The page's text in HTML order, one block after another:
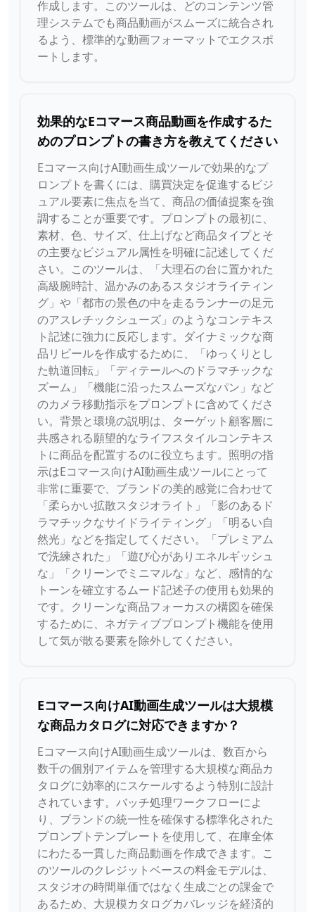
作成します。このツールは、どのコンテンツ管
理システムでも商品動画がスムーズに統合され
るよう、標準的な動画フォーマットでエクスポ
ートします。
効果的なEコマース商品動画を作成するた
めのプロンプトの書き方を教えてください
Eコマース向けAI動画生成ツールで効果的なプ
ロンプトを書くには、購買決定を促進するビジ
ュアル要素に焦点を当て、商品の価値提案を強
調することが重要です。プロンプトの最初に、
素材、色、サイズ、仕上げなど商品タイプとそ
の主要なビジュアル属性を明確に記述してくだ
さい。このツールは、「大理石の台に置かれた
高級腕時計、温かみのあるスタジオライティン
グ」や「都市の景色の中を走るランナーの足元
のアスレチックシューズ」のようなコンテキス
ト記述に強力に反応します。ダイナミックな商
品リビールを作成するために、「ゆっくりとし
た軌道回転」「ディテールへのドラマチックな
ズーム」「機能に沿ったスムーズなパン」など
のカメラ移動指示をプロンプトに含めてくださ
い。背景と環境の説明は、ターゲット顧客層に
共感される願望的なライフスタイルコンテキス
トに商品を配置するのに役立ちます。照明の指
示はEコマース向けAI動画生成ツールにとって
非常に重要で、ブランドの美的感覚に合わせて
「柔らかい拡散スタジオライト」「影のあるド
ラマチックなサイドライティング」「明るい自
然光」などを指定してください。「プレミアム
で洗練された」「遊び心がありエネルギッシュ
な」「クリーンでミニマルな」など、感情的な
トーンを確立するムード記述子の使用も効果的
です。クリーンな商品フォーカスの構図を確保
するために、ネガティブプロンプト機能を使用
して気が散る要素を除外してください。
Eコマース向けAI動画生成ツールは大規模
な商品カタログに対応できますか？
Eコマース向けAI動画生成ツールは、数百から
数千の個別アイテムを管理する大規模な商品カ
タログに効率的にスケールするよう特別に設計
されています。バッチ処理ワークフローによ
り、ブランドの統一性を確保する標準化された
プロンプトテンプレートを使用して、在庫全体
にわたる一貫した商品動画を作成できます。こ
のツールのクレジットベースの料金モデルは、
スタジオの時間単価ではなく生成ごとの課金で
あるため、大規模カタログカバレッジを経済的